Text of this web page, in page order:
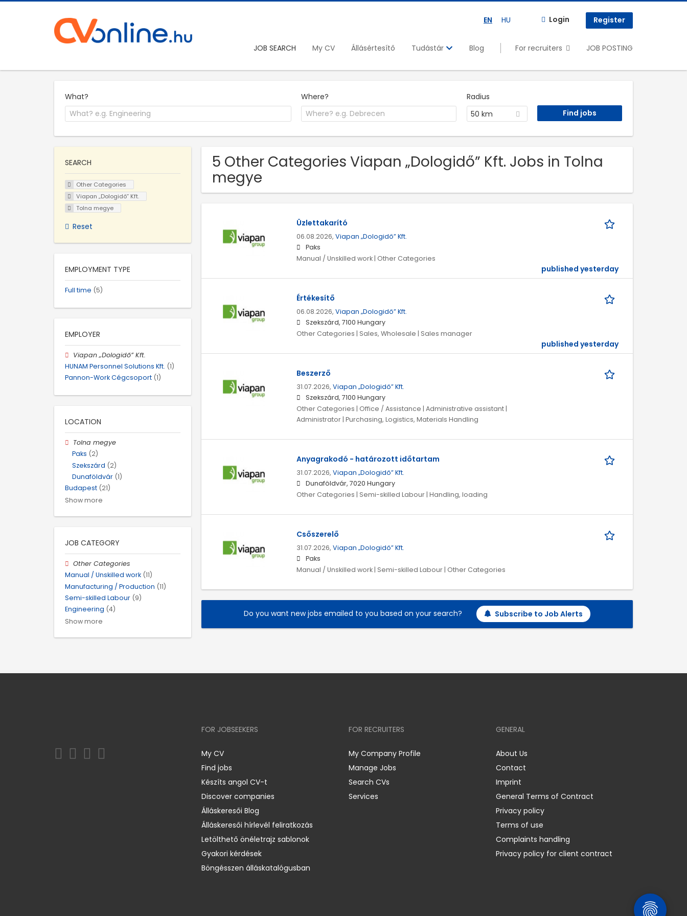
EN HU Login Register
JOB SEARCH My CV Állásértesítő Tudástár Blog For recruiters JOB POSTING
What? Where?
Radius
50 km
5 Other Categories Viapan „Dologidő” Kft. Jobs in Tolna
megye
Üzlettakarító
06.08.2026, Viapan „Dologidő” Kft.
Paks
Manual / Unskilled work | Other Categories
published yesterday
Értékesítő
06.08.2026, Viapan „Dologidő” Kft.
Szekszárd, 7100 Hungary
Other Categories | Sales, Wholesale | Sales manager
published yesterday
Beszerző
31.07.2026, Viapan „Dologidő” Kft.
Szekszárd, 7100 Hungary
Other Categories | Office / Assistance | Administrative assistant |
Administrator | Purchasing, Logistics, Materials Handling
Anyagrakodó - határozott időtartam
31.07.2026, Viapan „Dologidő” Kft.
Dunaföldvár, 7020 Hungary
Other Categories | Semi-skilled Labour | Handling, loading
Csőszerelő
31.07.2026, Viapan „Dologidő” Kft.
Paks
Manual / Unskilled work | Semi-skilled Labour | Other Categories
Do you want new jobs emailed to you based on your search? Subscribe to Job Alerts
SEARCH
Other Categories
Viapan „Dologidő” Kft.
Tolna megye
Reset
EMPLOYMENT TYPE
Full time (5)
EMPLOYER
Viapan „Dologidő” Kft.
HUNAM Personnel Solutions Kft. (1)
Pannon-Work Cégcsoport (1)
LOCATION
Tolna megye
Paks (2)
Szekszárd (2)
Dunaföldvár (1)
Budapest (21)
Show more
JOB CATEGORY
Other Categories
Manual / Unskilled work (11)
Manufacturing / Production (11)
Semi-skilled Labour (9)
Engineering (4)
Show more
FOR JOBSEEKERS
My CV
Find jobs
Készíts angol CV-t
Discover companies
Álláskeresői Blog
Álláskeresői hírlevél feliratkozás
Letölthető önéletrajz sablonok
Gyakori kérdések
Böngésszen álláskatalógusban
FOR RECRUITERS
My Company Profile
Manage Jobs
Search CVs
Services
GENERAL
About Us
Contact
Imprint
General Terms of Contract
Privacy policy
Terms of use
Complaints handling
Privacy policy for client contract